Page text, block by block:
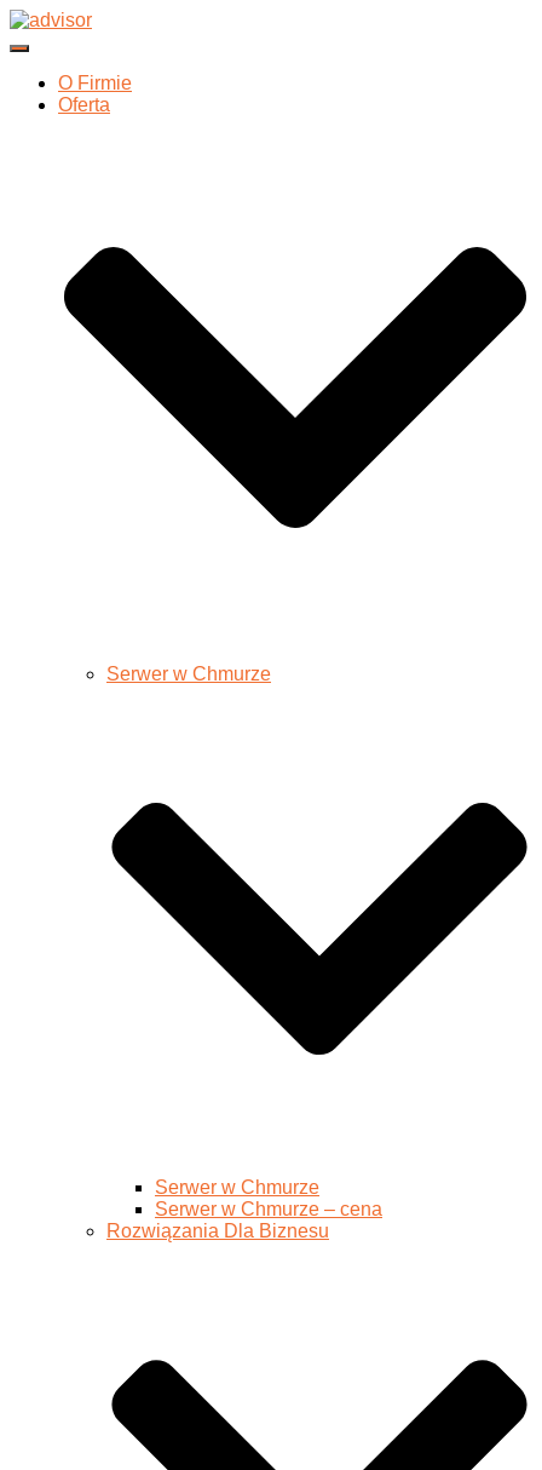
Przełącz Nawigację
O Firmie
Oferta
Serwer w Chmurze
Serwer w Chmurze
Serwer w Chmurze – cena
Rozwiązania Dla Biznesu